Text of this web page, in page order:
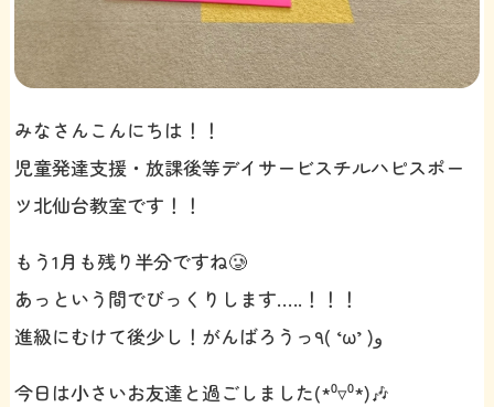
みなさんこんにちは！！
児童発達支援・放課後等デイサービスチルハピスポー
ツ北仙台教室です！！
もう1月も残り半分ですね🥲
あっという間でびっくりします…..！！！
進級にむけて後少し！がんばろうっ٩( ‘ω’ )و
今日は小さいお友達と過ごしました(*⁰▿⁰*)🎶